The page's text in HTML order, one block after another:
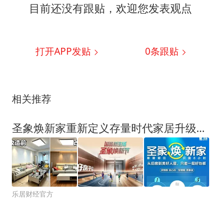
目前还没有跟贴，欢迎您发表观点
打开APP发贴 0条跟贴
相关推荐
圣象焕新家重新定义存量时代家居升级逻辑，筑牢说换就换的底气！
乐居财经官方